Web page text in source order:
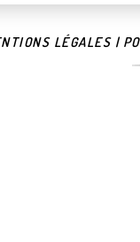
LÉGALES |